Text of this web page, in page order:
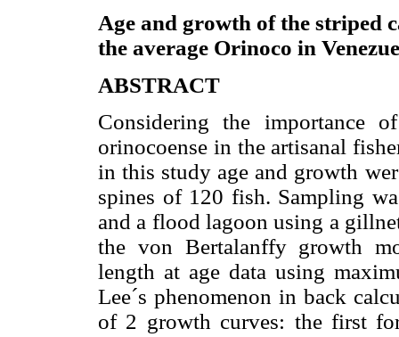
Age and growth of the striped
the average Orinoco in
ABSTRACT
Considering the importance
orinocoense in the artisanal
in this study age and growth
spines of 120 fish. Sampling
and a flood lagoon using a
the von Bertalanffy growth
length at age data using
Lee´s phenomenon in back
of 2 growth curves: the first